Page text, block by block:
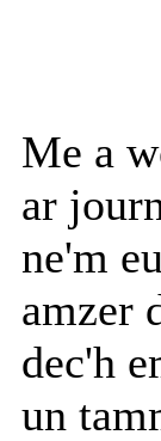
Me a
ar
ne'm
amzer
dec'h
un